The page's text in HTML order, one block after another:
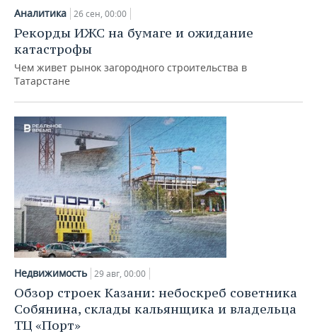
Аналитика 26 сен, 00:00
Рекорды ИЖС на бумаге и ожидание
катастрофы
Чем живет рынок загородного строительства в
Татарстане
Недвижимость 29 авг, 00:00
Обзор строек Казани: небоскреб советника
Собянина, склады кальянщика и владельца
ТЦ «Порт»